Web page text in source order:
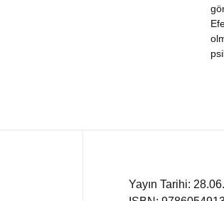
Edebiyat
Felsefe
Ingilizce
Yayın Tarihi: